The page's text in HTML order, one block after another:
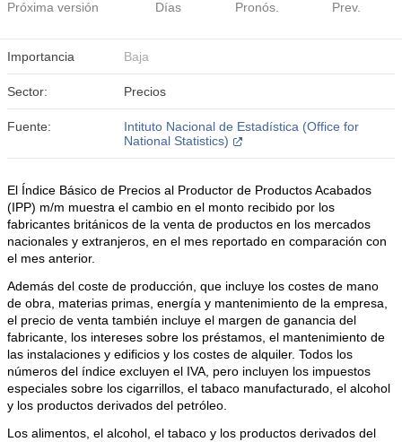
Próxima versión
Días Pronós. Prev.
Importancia Baja
Sector: Precios
Fuente:
Intituto Nacional de Estadística (Office for
National Statistics)
El Índice Básico de Precios al Productor de Productos Acabados
(IPP) m/m muestra el cambio en el monto recibido por los
fabricantes británicos de la venta de productos en los mercados
nacionales y extranjeros, en el mes reportado en comparación con
el mes anterior.
Además del coste de producción, que incluye los costes de mano
de obra, materias primas, energía y mantenimiento de la empresa,
el precio de venta también incluye el margen de ganancia del
fabricante, los intereses sobre los préstamos, el mantenimiento de
las instalaciones y edificios y los costes de alquiler. Todos los
números del índice excluyen el IVA, pero incluyen los impuestos
especiales sobre los cigarrillos, el tabaco manufacturado, el alcohol
y los productos derivados del petróleo.
Los alimentos, el alcohol, el tabaco y los productos derivados del